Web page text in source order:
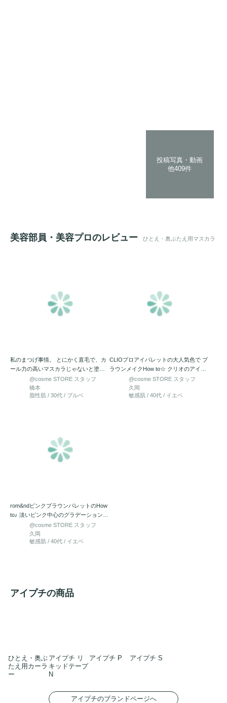
投稿写真・動画
他409件
美容部員・美容プロのレビュー ひとえ・奥ぶたえ用マスカラ
私のまつげ事情。 とにかく直毛で、カ
ール力の高いマスカラじゃないと塗っ
た瞬間カールが落ちてし…
@cosme STORE スタッフ
橋本
脂性肌 / 30代 / ブルベ
CLIOプロアイパレットの大人気色で ブ
ラウンメイクHow to☆ クリオのアイパ
レットの…@cosme STORE スタッフ
久岡
敏感肌 / 40代 / イエベ
rom&ndピンクブラウンパレットのHow
to♪ 淡いピンク中心のグラデーションに
@cosme STORE スタッフ
久岡
敏感肌 / 40代 / イエベ
アイプチの商品
ひとえ・奥ぶ
たえ用カーラ
ー
アイプチ リ
キッドテープ
N
アイプチ P アイプチ S
アイプチのブランドページへ